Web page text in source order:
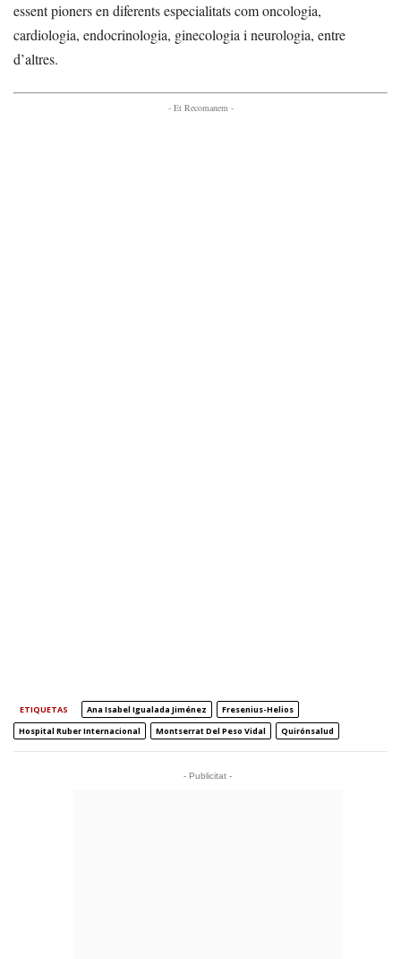
essent pioners en diferents especialitats com oncologia,
cardiologia, endocrinologia, ginecologia i neurologia, entre
d’altres.
- Et Recomanem -
ETIQUETAS Ana Isabel Igualada Jiménez
Fresenius-Helios
Hospital Ruber Internacional
Montserrat Del Peso Vidal Quirónsalud
- Publicitat -